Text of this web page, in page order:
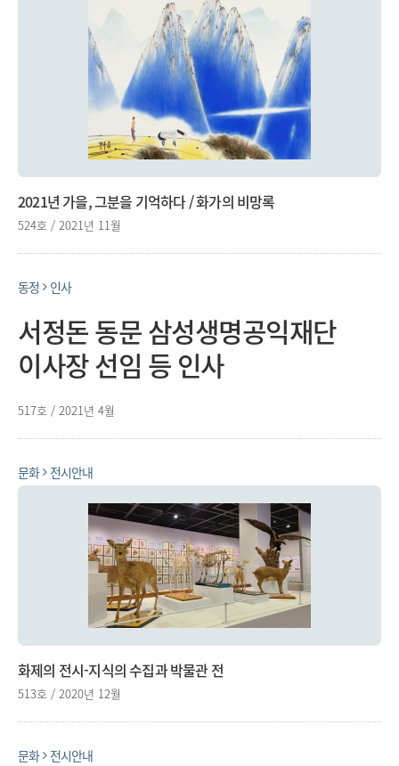
2021년 가을, 그분을 기억하다 / 화가의 비망록
524호 / 2021년 11월
동정 인사
서정돈 동문 삼성생명공익재단
이사장 선임 등 인사
517호 / 2021년 4월
문화 전시안내
화제의 전시-지식의 수집과 박물관 전
513호 / 2020년 12월
문화 전시안내